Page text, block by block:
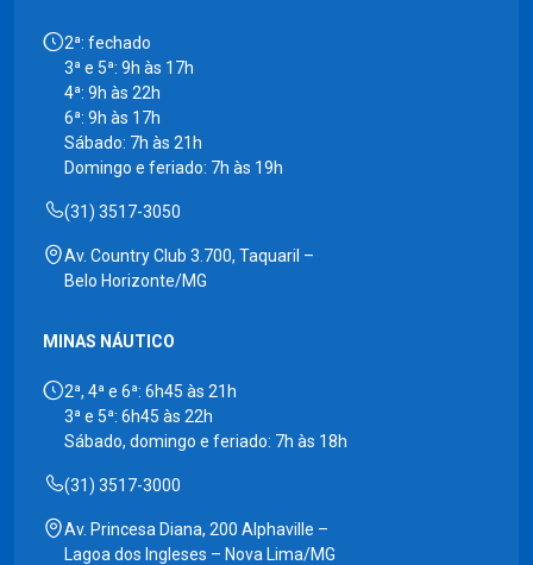
2ª: fechado
3ª e 5ª: 9h às 17h
4ª: 9h às 22h
6ª: 9h às 17h
Sábado: 7h às 21h
Domingo e feriado: 7h às 19h
(31) 3517-3050
Av. Country Club 3.700, Taquaril –
Belo Horizonte/MG
MINAS NÁUTICO
2ª, 4ª e 6ª: 6h45 às 21h
3ª e 5ª: 6h45 às 22h
Sábado, domingo e feriado: 7h às 18h
(31) 3517-3000
Av. Princesa Diana, 200 Alphaville –
Lagoa dos Ingleses – Nova Lima/MG